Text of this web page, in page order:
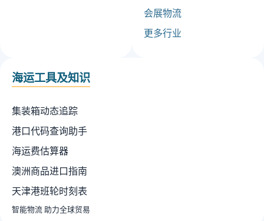
会展物流
更多行业
海运工具及知识
集装箱动态追踪
港口代码查询助手
海运费估算器
澳洲商品进口指南
天津港班轮时刻表
智能物流 助力全球贸易